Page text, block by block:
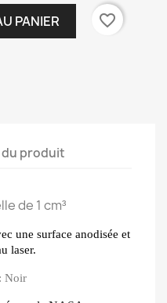
PANIER favorite_border
du produit
de 1 cm³
une surface anodisée et
laser.
Noir